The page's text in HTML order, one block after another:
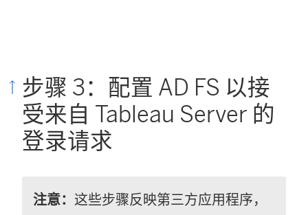
步骤 3：配置 AD FS 以接
受来自 Tableau Server 的
登录请求
注意： 这些步骤反映第三方应用程序，